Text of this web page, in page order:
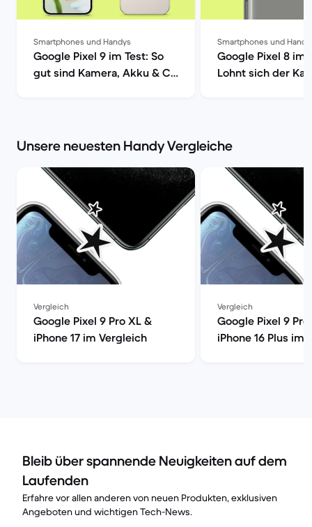
Smartphones und Handys
Google Pixel 9 im Test: So
gut sind Kamera, Akku & Co
Smartphones und
Google Pixel 8 im
Lohnt sich der
Unsere neuesten Handy Vergleiche
Vergleich
Google Pixel 9 Pro XL &
iPhone 17 im Vergleich
Vergleich
Google Pixel 9 Pro
iPhone 16 Plus im
Bleib über spannende Neuigkeiten auf dem
Laufenden
Erfahre vor allen anderen von neuen Produkten, exklusiven
Angeboten und wichtigen Tech-News.